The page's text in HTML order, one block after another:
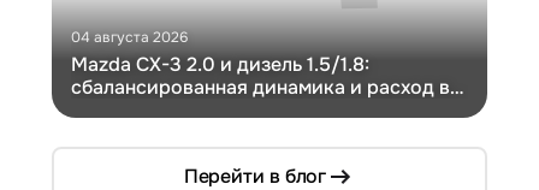
04 августа 2026
Mazda CX-3 2.0 и дизель 1.5/1.8:
сбалансированная динамика и расход в
Перейти в блог